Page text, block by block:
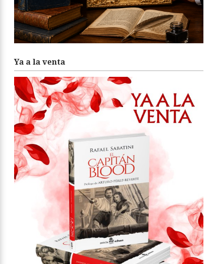
Ya a la venta